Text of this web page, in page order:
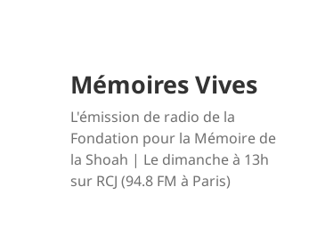
Mémoires Vives
L'émission de radio de la
Fondation pour la Mémoire de
la Shoah | Le dimanche à 13h
sur RCJ (94.8 FM à Paris)